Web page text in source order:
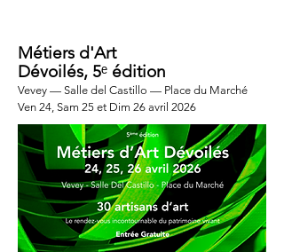
Métiers d'Art
Dévoilés, 5ᵉ édition
Vevey — Salle del Castillo — Place du Marché
Ven 24, Sam 25 et Dim 26 avril 2026